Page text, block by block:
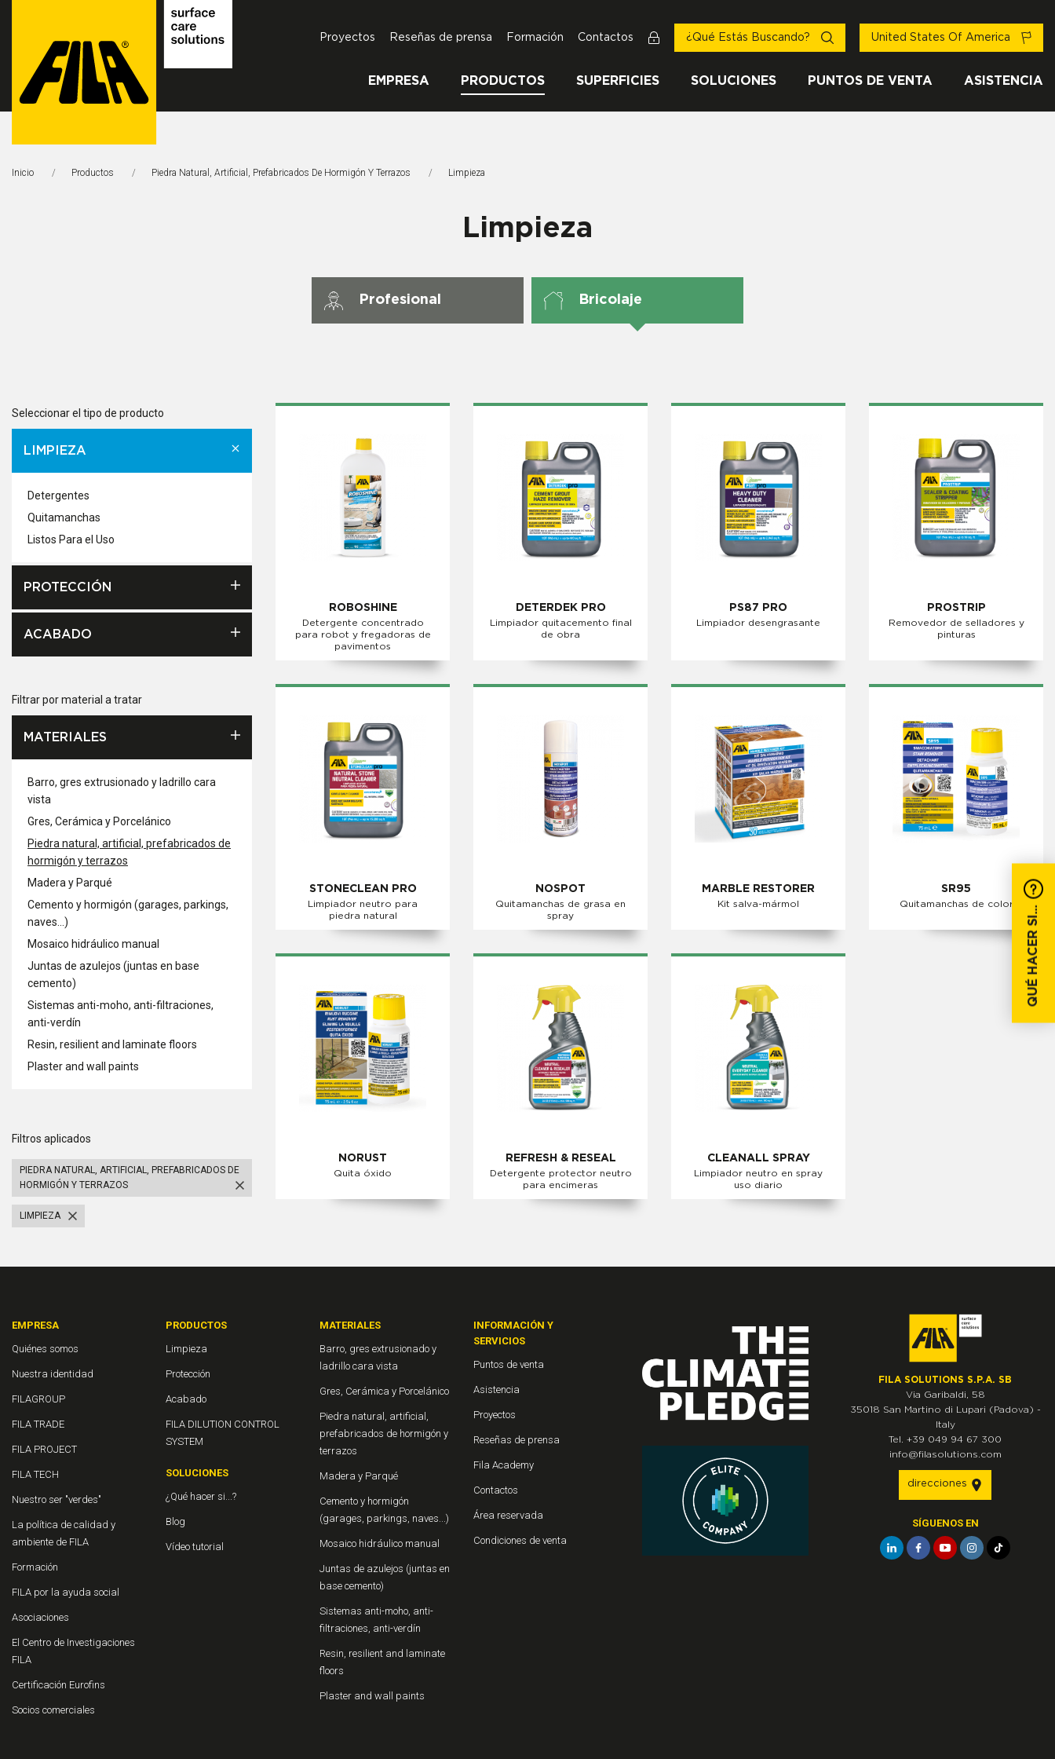
Solutions
EMPRESA PRODUCTOS SUPERFICIES SOLUCIONES PUNTOS DE VENTA ASISTENCIA
Proyectos Reseñas de prensa Formación Contactos ¿Qué Estás Buscando? United States Of America
QUÉ HACER SI...
Inicio Productos Piedra Natural, Artificial, Prefabricados De Hormigón Y Terrazos Página Actual:
Limpieza
Limpieza
Profesional Bricolaje
Seleccionar el tipo de producto
LIMPIEZA
Detergentes
Quitamanchas
Listos Para el Uso
PROTECCIÓN
ACABADO
Filtrar por material a tratar
MATERIALES
Barro, gres extrusionado y ladrillo cara
vista
Gres, Cerámica y Porcelánico
Piedra natural, artificial, prefabricados de
hormigón y terrazos
Madera y Parqué
Cemento y hormigón (garages, parkings,
naves...)
Mosaico hidráulico manual
Juntas de azulejos (juntas en base
cemento)
Sistemas anti-moho, anti-filtraciones,
anti-verdín
Resin, resilient and laminate floors
Plaster and wall paints
Filtros aplicados
PIEDRA NATURAL, ARTIFICIAL, PREFABRICADOS DE
HORMIGÓN Y TERRAZOS
LIMPIEZA
ROBOSHINE
Detergente concentrado
para robot y fregadoras de
pavimentos
DETERDEK PRO
Limpiador quitacemento final
de obra
PS87 PRO
Limpiador desengrasante
PROSTRIP
Removedor de selladores y
pinturas
STONECLEAN PRO
Limpiador neutro para
piedra natural
NOSPOT
Quitamanchas de grasa en
spray
MARBLE RESTORER
Kit salva-mármol
SR95
Quitamanchas de color
NORUST
Quita óxido
REFRESH & RESEAL
Detergente protector neutro
para encimeras
CLEANALL SPRAY
Limpiador neutro en spray
uso diario
EMPRESA
Quiénes somos
Nuestra identidad
FILAGROUP
FILA TRADE
FILA PROJECT
FILA TECH
Nuestro ser "verdes"
La política de calidad y
ambiente de FILA
Formación
FILA por la ayuda social
Asociaciones
El Centro de Investigaciones
FILA
Certificación Eurofins
Socios comerciales
PRODUCTOS
Limpieza
Protección
Acabado
FILA DILUTION CONTROL
SYSTEM
SOLUCIONES
¿Qué hacer si...?
Blog
Vídeo tutorial
MATERIALES
Barro, gres extrusionado y
ladrillo cara vista
Gres, Cerámica y Porcelánico
Piedra natural, artificial,
prefabricados de hormigón y
terrazos
Madera y Parqué
Cemento y hormigón
(garages, parkings, naves...)
Mosaico hidráulico manual
Juntas de azulejos (juntas en
base cemento)
Sistemas anti-moho, anti-
filtraciones, anti-verdín
Resin, resilient and laminate
floors
Plaster and wall paints
INFORMACIÓN Y
SERVICIOS
Puntos de venta
Asistencia
Proyectos
Reseñas de prensa
Fila Academy
Contactos
Área reservada
Condiciones de venta
FILA SOLUTIONS S.P.A. SB
Via Garibaldi, 58
35018 San Martino di Lupari (Padova) -
Italy
Tel. +39 049 94 67 300
info@filasolutions.com
direcciones
SÍGUENOS EN